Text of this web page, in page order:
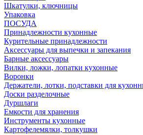
Шкатулки, ключницы
Упаковка
ПОСУДА
Принадлежности кухонные
Курительные принадлежности
Аксессуары для выпечки и запекания
Барные аксессуары
Вилки, ложки, лопатки кухонные
Воронки
Держатели, лотки, подставки для
Доски разделочные
Дуршлаги
Емкости для хранения
Инструменты кухонные
Картофелемялки, толкушки